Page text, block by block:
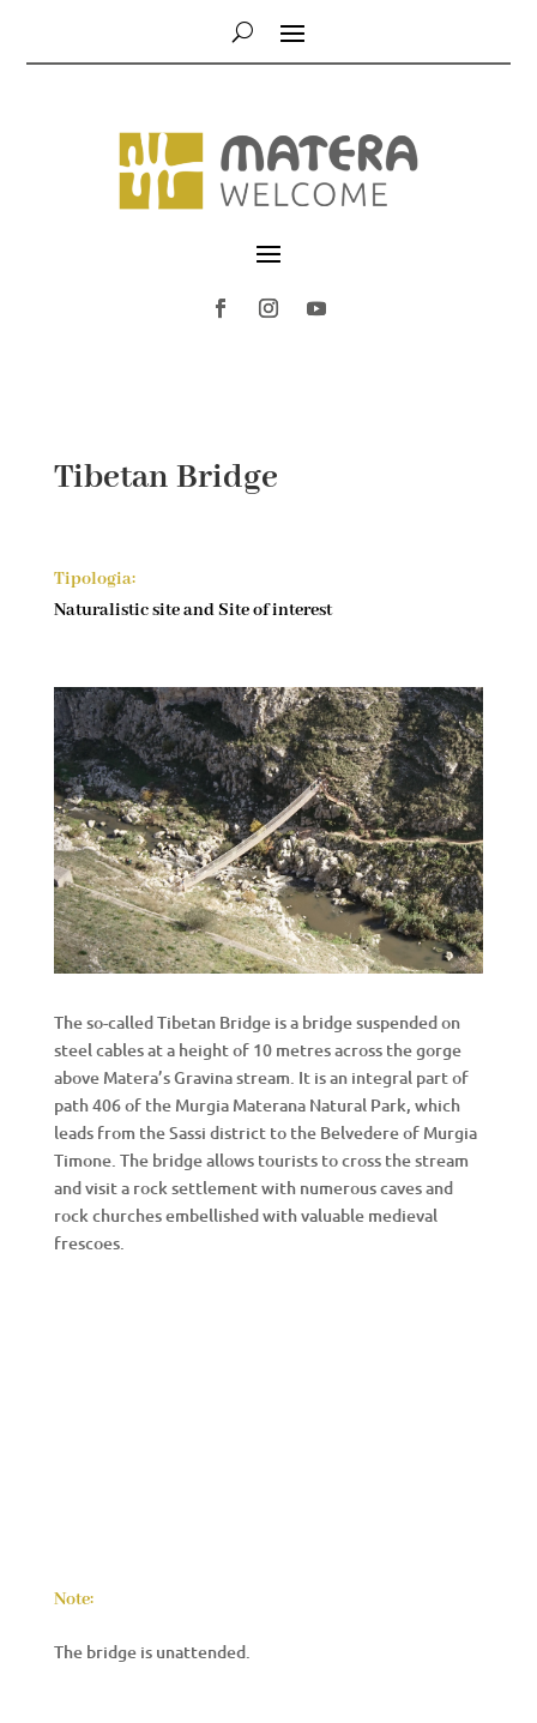
Tibetan Bridge
Tipologia:
Naturalistic site and Site of interest
The so-called Tibetan Bridge is a bridge suspended on
steel cables at a height of 10 metres across the gorge
above Matera’s Gravina stream. It is an integral part of
path 406 of the Murgia Materana Natural Park, which
leads from the Sassi district to the Belvedere of Murgia
Timone. The bridge allows tourists to cross the stream
and visit a rock settlement with numerous caves and
rock churches embellished with valuable medieval
frescoes.
Note:
The bridge is unattended.